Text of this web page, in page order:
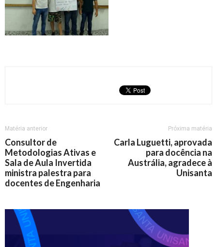
Matéria anterior
Consultor de
Metodologias Ativas e
Sala de Aula Invertida
ministra palestra para
docentes de Engenharia
Próxima matéria
Carla Luguetti, aprovada
para docência na
Austrália, agradece à
Unisanta